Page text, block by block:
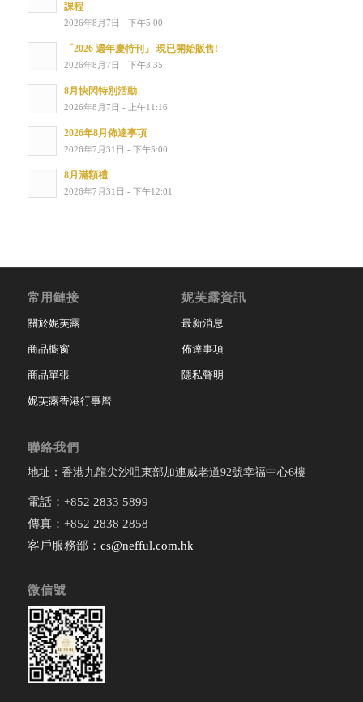
課程
2026年8月7日 - 下午5:00
「2026 週年慶特刊」 現已開始販售!
2026年8月7日 - 下午3:35
8月快閃特別活動
2026年8月7日 - 上午11:16
2026年8月佈達事項
2026年7月31日 - 下午5:00
8月滿額禮
2026年7月31日 - 下午12:01
常用鏈接
關於妮芙露
商品櫥窗
商品單張
妮芙露香港行事曆
妮芙露資訊
最新消息
佈達事項
隱私聲明
聯絡我們
地址：香港九龍尖沙咀東部加連威老道92號幸福中心6樓
電話：+852 2833 5899
傳真：+852 2838 2858
客戶服務部： cs@nefful.com.hk
微信號